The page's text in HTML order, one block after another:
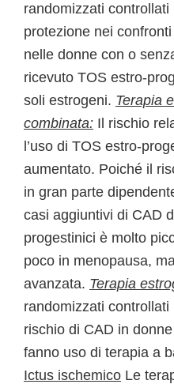
randomizzati
protezione nei
nelle donne con o
ricevuto TOS estro-
soli estrogeni. Terapia
combinata: Il rischio
l’uso di TOS estro-
aumentato. Poiché il
in gran parte
casi aggiuntivi di CAD
progestinici è molto
poco in menopausa,
avanzata. Terapia
randomizzati
rischio di CAD in
fanno uso di terapia a
Ictus ischemico Le